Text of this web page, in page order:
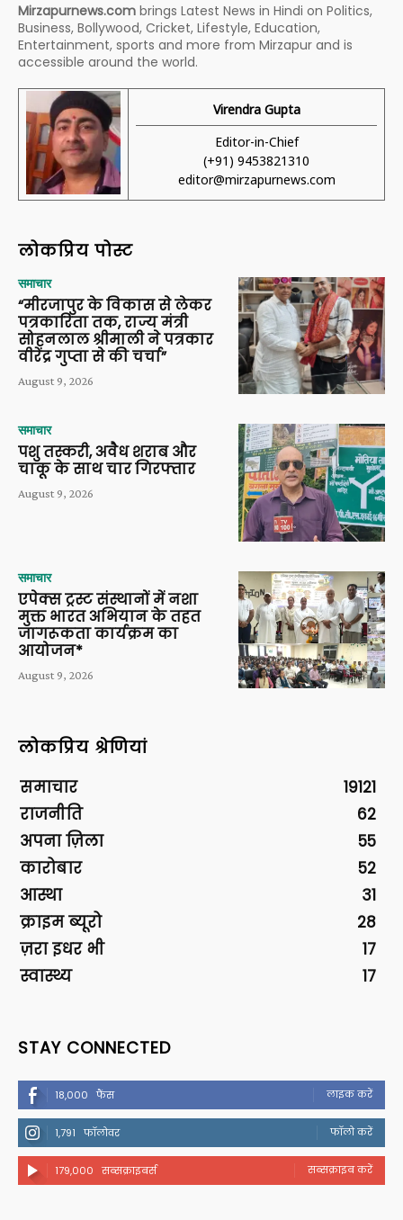
Mirzapurnews.com brings Latest News in Hindi on Politics,
Business, Bollywood, Cricket, Lifestyle, Education,
Entertainment, sports and more from Mirzapur and is
accessible around the world.
Virendra Gupta
Editor-in-Chief
(+91) 9453821310
editor@mirzapurnews.com
लोकप्रिय पोस्ट
समाचार
“मीरजापुर के विकास से लेकर
पत्रकारिता तक, राज्य मंत्री
सोहनलाल श्रीमाली ने पत्रकार
वीरेंद्र गुप्ता से की चर्चा”
August 9, 2026
समाचार
पशु तस्करी, अवैध शराब और
चाकू के साथ चार गिरफ्तार
August 9, 2026
समाचार
एपेक्स ट्रस्ट संस्थानों में नशा
मुक्त भारत अभियान के तहत
जागरूकता कार्यक्रम का
आयोजन*
August 9, 2026
लोकप्रिय श्रेणियां
समाचार
19121
राजनीति
62
अपना ज़िला
55
कारोबार
52
आस्था
31
क्राइम ब्यूरो
28
ज़रा इधर भी
17
स्वास्थ्य
17
STAY CONNECTED
18,000 फैंस लाइक करें
1,791 फॉलोवर फॉलो करें
179,000 सब्सक्राइबर्स सब्सक्राइब करें